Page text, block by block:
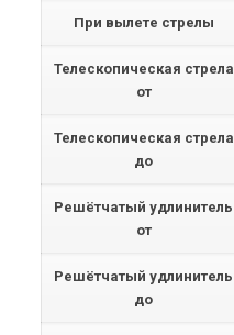
При вылете стрелы
Телескопическая стрела
от
Телескопическая стрела
до
Решётчатый удлинитель
от
Решётчатый удлинитель
до